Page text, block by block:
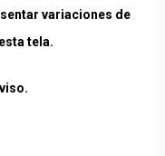
variaciones de
tela.